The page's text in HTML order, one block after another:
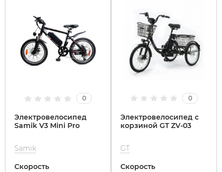
0
Электровелосипед
Samik V3 Mini Pro
Samik
Скорость
0
Электровелосипед с
корзиной GT ZV-03
GT
Скорость